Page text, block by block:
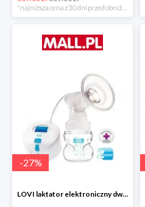
-27%
LOVI laktator elektroniczny dwufazowy Prolactis -27%